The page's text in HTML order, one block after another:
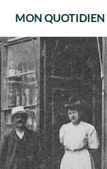
MON QUOTIDIEN